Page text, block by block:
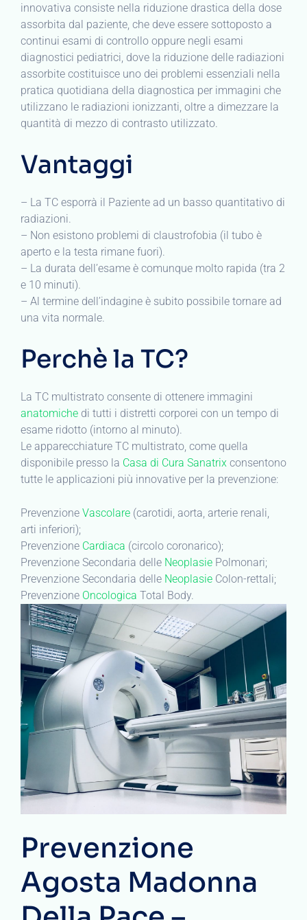
innovativa consiste nella riduzione drastica della dose
assorbita dal paziente, che deve essere sottoposto a
continui esami di controllo oppure negli esami
diagnostici pediatrici, dove la riduzione delle radiazioni
assorbite costituisce uno dei problemi essenziali nella
pratica quotidiana della diagnostica per immagini che
utilizzano le radiazioni ionizzanti, oltre a dimezzare la
quantità di mezzo di contrasto utilizzato.
Vantaggi
– La TC esporrà il Paziente ad un basso quantitativo di
radiazioni.
– Non esistono problemi di claustrofobia (il tubo è
aperto e la testa rimane fuori).
– La durata dell’esame è comunque molto rapida (tra 2
e 10 minuti).
– Al termine dell’indagine è subito possibile tornare ad
una vita normale.
Perchè la TC?
La TC multistrato consente di ottenere immagini
anatomiche di tutti i distretti corporei con un tempo di
esame ridotto (intorno al minuto).
Le apparecchiature TC multistrato, come quella
disponibile presso la Casa di Cura Sanatrix consentono
tutte le applicazioni più innovative per la prevenzione:
Prevenzione Vascolare (carotidi, aorta, arterie renali,
arti inferiori);
Prevenzione Cardiaca (circolo coronarico);
Prevenzione Secondaria delle Neoplasie Polmonari;
Prevenzione Secondaria delle Neoplasie Colon-rettali;
Prevenzione Oncologica Total Body.
Prevenzione
Agosta Madonna